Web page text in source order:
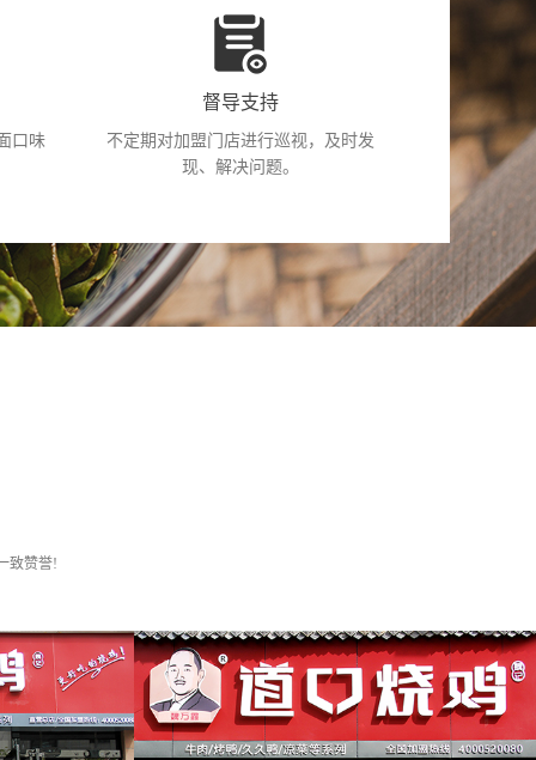
口味
督导支持
不定期对加盟门店进行巡视，及时发
现、解决问题。
致赞誉!